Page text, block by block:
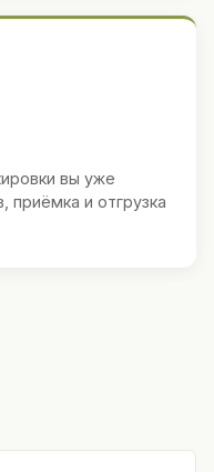
вы уже
приёмка и отгрузка